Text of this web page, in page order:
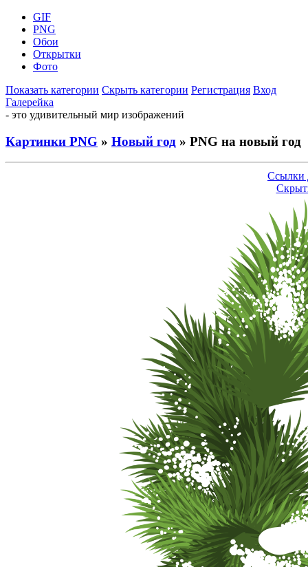
GIF
PNG
Обои
Открытки
Фото
Показать категории Скрыть категории Регистрация Вход
Галерейка
- это удивительный мир изображений
Картинки PNG » Новый год » PNG на новый год
Ссылки